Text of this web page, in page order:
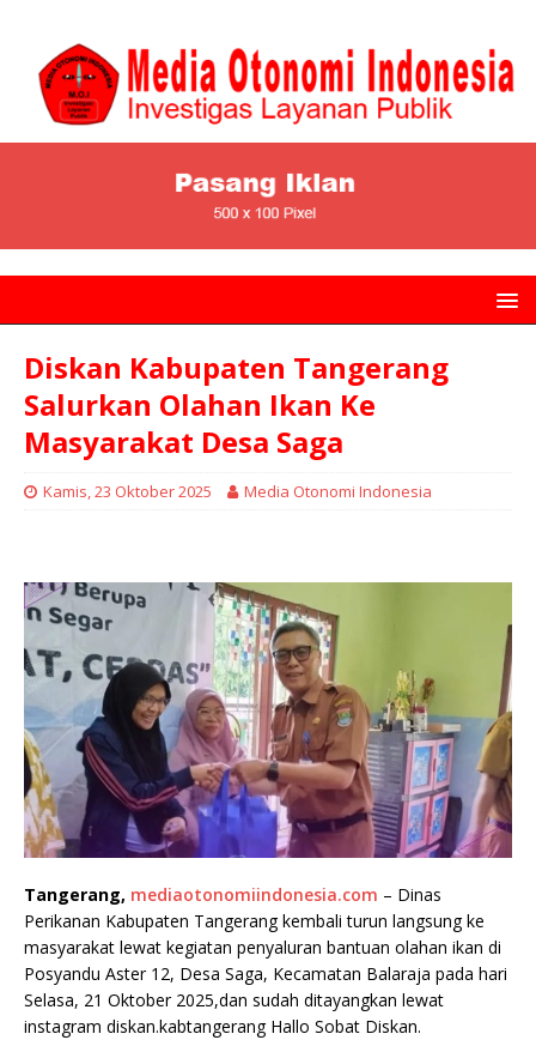
Diskan Kabupaten Tangerang
Salurkan Olahan Ikan Ke
Masyarakat Desa Saga
Kamis, 23 Oktober 2025 Media Otonomi Indonesia
Tangerang, mediaotonomiindonesia.com – Dinas
Perikanan Kabupaten Tangerang kembali turun langsung ke
masyarakat lewat kegiatan penyaluran bantuan olahan ikan di
Posyandu Aster 12, Desa Saga, Kecamatan Balaraja pada hari
Selasa, 21 Oktober 2025,dan sudah ditayangkan lewat
instagram diskan.kabtangerang Hallo Sobat Diskan.